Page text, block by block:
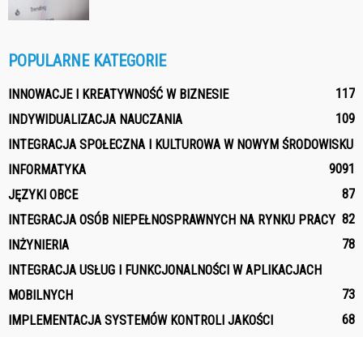
POPULARNE KATEGORIE
INNOWACJE I KREATYWNOŚĆ W BIZNESIE
117
INDYWIDUALIZACJA NAUCZANIA
109
INTEGRACJA SPOŁECZNA I KULTUROWA W NOWYM ŚRODOWISKU
91
INFORMATYKA
90
JĘZYKI OBCE
87
INTEGRACJA OSÓB NIEPEŁNOSPRAWNYCH NA RYNKU PRACY 82
INŻYNIERIA
78
INTEGRACJA USŁUG I FUNKCJONALNOŚCI W APLIKACJACH
MOBILNYCH
73
IMPLEMENTACJA SYSTEMÓW KONTROLI JAKOŚCI
68